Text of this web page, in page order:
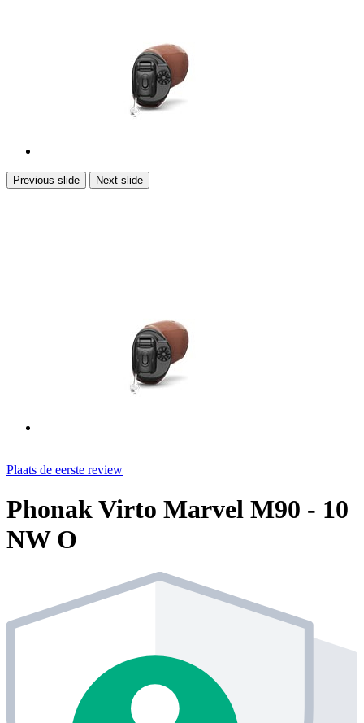
Previous slide Next slide
Plaats de eerste review
Phonak Virto Marvel M90 - 10
NW O